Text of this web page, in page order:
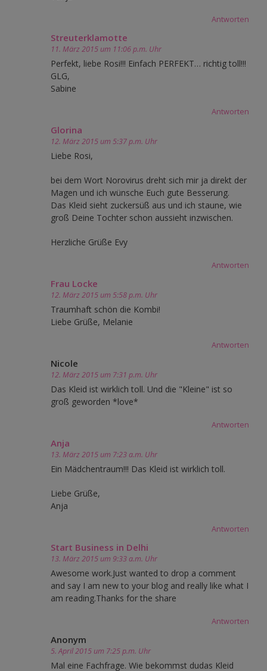
Antworten
Streuterklamotte
11. März 2015 um 11:06 p.m. Uhr
Perfekt, liebe Rosi!!! Einfach PERFEKT… richtig toll!!!
GLG,
Sabine
Antworten
Glorina
12. März 2015 um 5:37 p.m. Uhr
Liebe Rosi,
bei dem Wort Norovirus dreht sich mir ja direkt der
Magen und ich wünsche Euch gute Besserung.
Das Kleid sieht zuckersüß aus und ich staune, wie
groß Deine Tochter schon aussieht inzwischen.
Herzliche Grüße Evy
Antworten
Frau Locke
12. März 2015 um 5:58 p.m. Uhr
Traumhaft schön die Kombi!
Liebe Grüße, Melanie
Antworten
Nicole
12. März 2015 um 7:31 p.m. Uhr
Das Kleid ist wirklich toll. Und die "Kleine" ist so
groß geworden *love*
Antworten
Anja
13. März 2015 um 7:23 a.m. Uhr
Ein Mädchentraum!!! Das Kleid ist wirklich toll.
Liebe Grüße,
Anja
Antworten
Start Business in Delhi
13. März 2015 um 9:33 a.m. Uhr
Awesome work.Just wanted to drop a comment
and say I am new to your blog and really like what I
am reading.Thanks for the share
Antworten
Anonym
5. April 2015 um 7:25 p.m. Uhr
Mal eine Fachfrage. Wie bekommst dudas Kleid